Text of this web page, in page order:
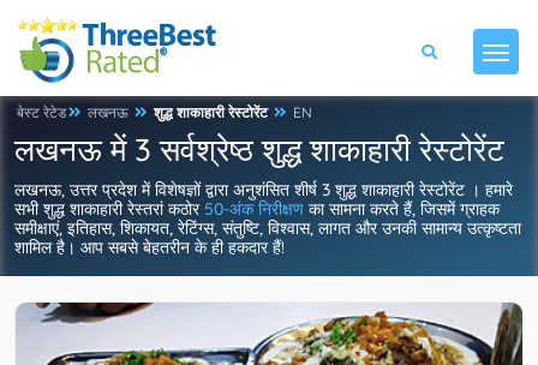
बेस्ट रेटेड लखनऊ शुद्ध शाकाहारी रेस्टोरेंट EN
लखनऊ में 3 सर्वश्रेष्ठ शुद्ध शाकाहारी रेस्टोरेंट
लखनऊ, उत्तर प्रदेश में विशेषज्ञों द्वारा अनुशंसित शीर्ष 3 शुद्ध शाकाहारी रेस्टोरेंट । हमारे
सभी शुद्ध शाकाहारी रेस्तरां कठोर 50-अंक निरीक्षण का सामना करते हैं, जिसमें ग्राहक
समीक्षाएं, इतिहास, शिकायत, रेटिंग्स, संतुष्टि, विश्वास, लागत और उनकी सामान्य उत्कृष्टता
शामिल है। आप सबसे बेहतरीन के ही हकदार हैं!